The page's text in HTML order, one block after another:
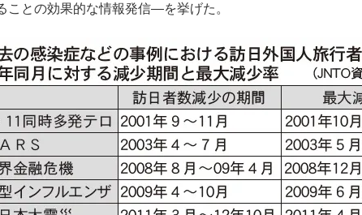
ことの効果的な情報発信―を挙げた。